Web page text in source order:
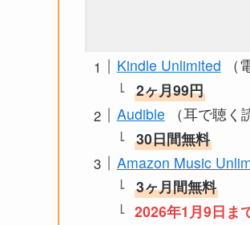
Kindle Unlimited
2ヶ月99円
Audible （耳で聴く
30日間無料
Amazon Music
3ヶ月間無料
2026年1月9日ま